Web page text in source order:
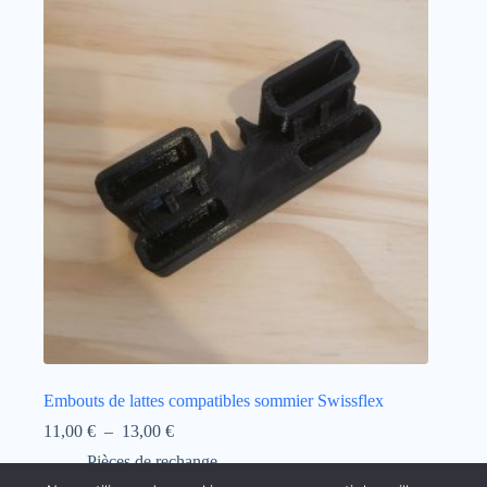
Embouts de lattes compatibles sommier Swissflex
11,00 € – 13,00 €Plage
prix :
Pièces de rechange